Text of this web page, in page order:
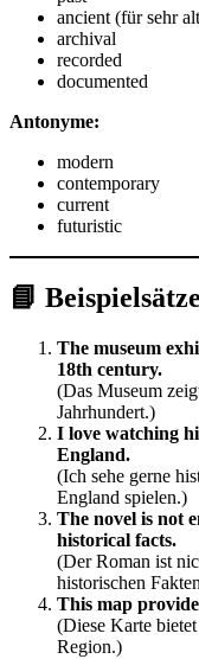
ancient (für sehr
archival
recorded
documented
Antonyme:
modern
contemporary
current
futuristic
📘
The museum
18th century.
(Das Museum
Jahrhundert.)
I love watching
England.
(Ich sehe gerne
England spielen.)
The novel is not
historical facts.
(Der Roman ist
historischen
This map
(Diese Karte
Region.)